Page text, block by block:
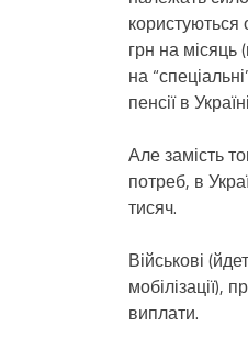
грн на місяць
на
пенсії в
Але замість
потреб, в
тисяч.
Військові
виплати.